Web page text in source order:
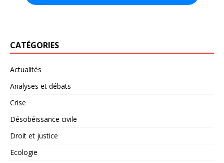
CATÉGORIES
Actualités
Analyses et débats
Crise
Désobéissance civile
Droit et justice
Ecologie